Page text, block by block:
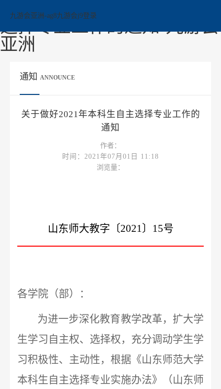
关于做好2021年本科生自主
选择专业工作的通知-九游会
亚洲
九游会亚洲-ag8九游会j9登录
通知 ANNOUNCE
关于做好2021年本科生自主选择专业工作的
通知
作者：
时间：2021年07月01日 11:18
浏览量：
山东师大教字〔2021〕 15号
各学院（部）：
为进一步深化教育教学改革，扩大学
生学习自主权、选择权，充分调动学生学
习积极性、主动性， 根据《山东师范大学
本科生自主选择专业实施办法》（山东师